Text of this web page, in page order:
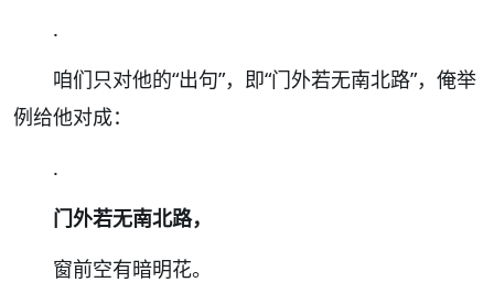
.
咱们只对他的“出句”，即“门外若无南北路”，俺举
例给他对成：
.
门外若无南北路，
窗前空有暗明花。